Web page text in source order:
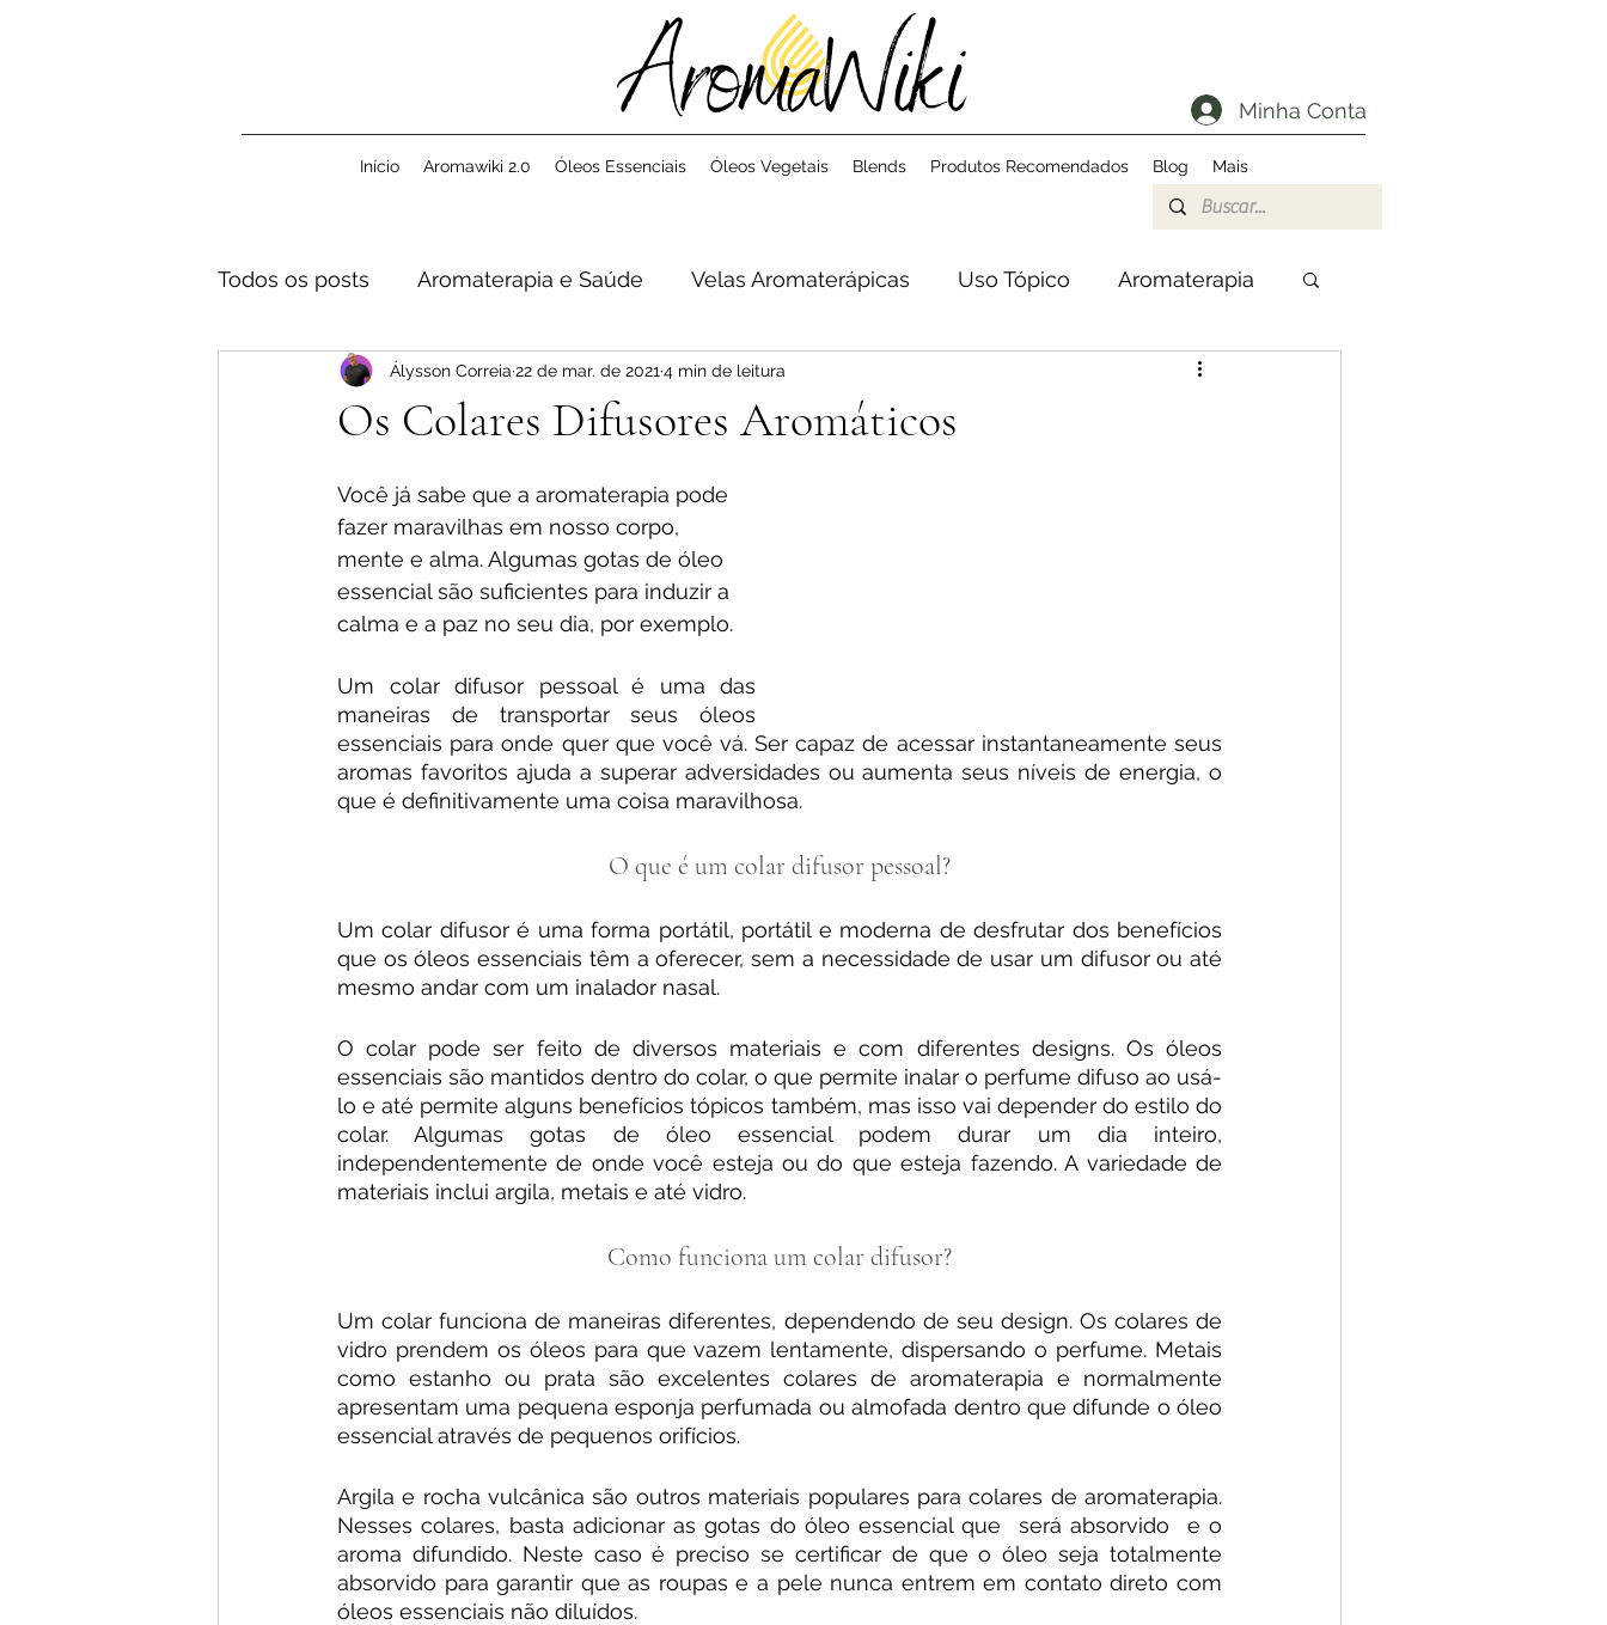
Minha Conta
Início Aromawiki 2.0 Óleos Essenciais Óleos Vegetais Blends Produtos Recomendados Blog Mais
Todos os posts Aromaterapia e Saúde Velas Aromaterápicas Uso Tópico Aromaterapia
Inalação Segurança
Os Colares Difusores Aromáticos
Álysson Correia 22 de mar. de 2021 4 min de leitura
Você já sabe que a aromaterapia pode
fazer maravilhas em nosso corpo,
mente e alma. Algumas gotas de óleo
essencial são suficientes para induzir a
calma e a paz no seu dia, por exemplo.
Um colar difusor pessoal é uma das
maneiras de transportar seus óleos
essenciais para onde quer que você vá. Ser capaz de acessar instantaneamente seus
aromas favoritos ajuda a superar adversidades ou aumenta seus níveis de energia, o
que é definitivamente uma coisa maravilhosa.
O que é um colar difusor pessoal?
Um colar difusor é uma forma portátil, portátil e moderna de desfrutar dos benefícios
que os óleos essenciais têm a oferecer, sem a necessidade de usar um difusor ou até
mesmo andar com um inalador nasal.
O colar pode ser feito de diversos materiais e com diferentes designs. Os óleos
essenciais são mantidos dentro do colar, o que permite inalar o perfume difuso ao usá-
lo e até permite alguns benefícios tópicos também, mas isso vai depender do estilo do
colar. Algumas gotas de óleo essencial podem durar um dia inteiro,
independentemente de onde você esteja ou do que esteja fazendo. A variedade de
materiais inclui argila, metais e até vidro.
Como funciona um colar difusor?
Um colar funciona de maneiras diferentes, dependendo de seu design. Os colares de
vidro prendem os óleos para que vazem lentamente, dispersando o perfume. Metais
como estanho ou prata são excelentes colares de aromaterapia e normalmente
apresentam uma pequena esponja perfumada ou almofada dentro que difunde o óleo
essencial através de pequenos orifícios.
Argila e rocha vulcânica são outros materiais populares para colares de aromaterapia.
Nesses colares, basta adicionar as gotas do óleo essencial que  será absorvido  e o
aroma difundido. Neste caso é preciso se certificar de que o óleo seja totalmente
absorvido para garantir que as roupas e a pele nunca entrem em contato direto com
óleos essenciais não diluídos.